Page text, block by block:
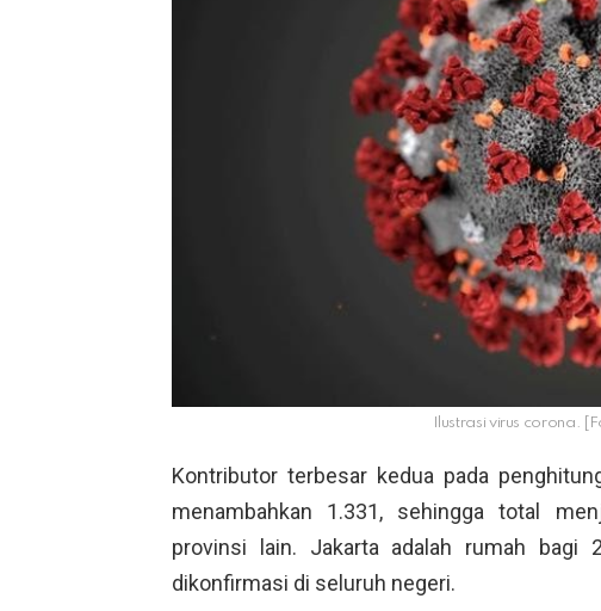
Ilustrasi virus corona.
Kontributor terbesar kedua pada
menambahkan 1.331, sehingga total
provinsi lain. Jakarta adalah rumah
dikonfirmasi di seluruh negeri.